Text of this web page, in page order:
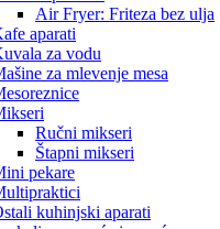
Air Fryer: Friteza bez ulja
aparati
za vodu
za mlevenje mesa
Ručni mikseri
Štapni mikseri
pekare
kuhinjski aparati